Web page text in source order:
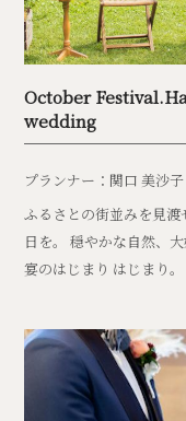
October
wedding
プランナー：関口 美沙子
ふるさとの街並みを見
日を。 穏やかな自然、
宴のはじまり はじまり
で。でもちょっと特別な
見渡す限りの牧歌的な
コーヒー屋さんの淹れ